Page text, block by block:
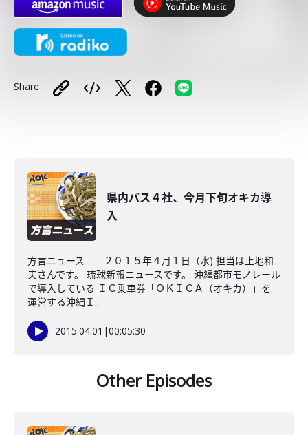
Share
県内バス４社、今月下旬オキカ導
入
方言ニュース ２０１５年４月１日（水) 担当は上地和
夫さんです。 琉球新報ニュースです。 沖縄都市モノレール
で導入している ＩＣ乗車券「ＯＫＩＣＡ（オキカ）」を
運営する沖縄Ｉ...
2015.04.01 |00:05:30
Other Episodes